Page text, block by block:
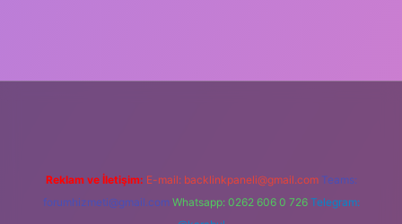
Reklam ve İletişim: E-mail: backlinkpaneli@gmail.com Teams:
forumhizmeti@gmail.com Whatsapp: 0262 606 0 726 Telegram: